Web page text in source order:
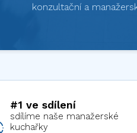
#1 ve sdílení
sdílíme naše manažerské
kuchařky
konzultační a